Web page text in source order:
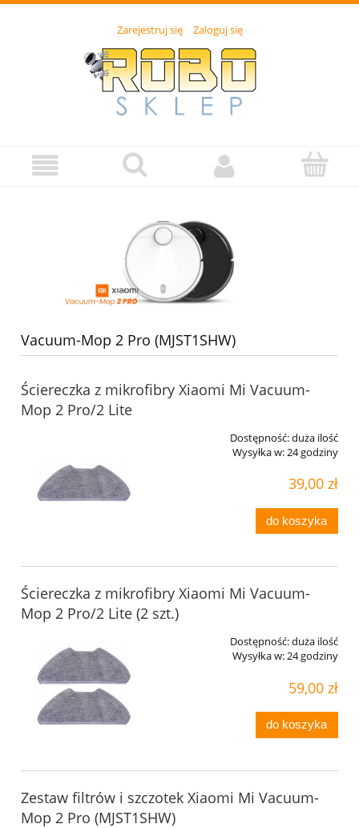
Zarejestruj się Zaloguj się
Vacuum-Mop 2 Pro (MJST1SHW)
Ściereczka z mikrofibry Xiaomi Mi Vacuum-
Mop 2 Pro/2 Lite
Dostępność:duża ilość
Wysyłka w:24 godziny
39,00 zł
do koszyka
Ściereczka z mikrofibry Xiaomi Mi Vacuum-
Mop 2 Pro/2 Lite (2 szt.)
Dostępność:duża ilość
Wysyłka w:24 godziny
59,00 zł
do koszyka
Zestaw filtrów i szczotek Xiaomi Mi Vacuum-
Mop 2 Pro (MJST1SHW)